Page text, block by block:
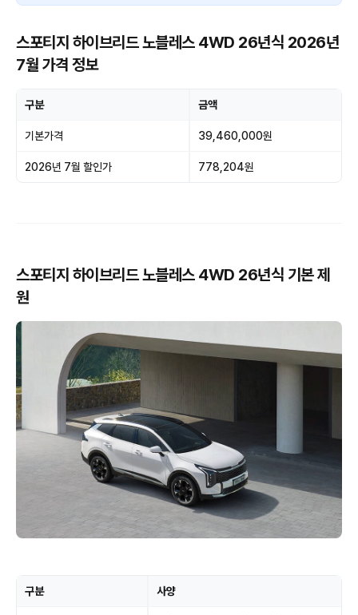
스포티지 하이브리드 노블레스 4WD 26년식 2026년
7월 가격 정보
구분 금액
기본가격 39,460,000원
2026년 7월 할인가 778,204원
스포티지 하이브리드 노블레스 4WD 26년식 기본 제
원
구분 사양